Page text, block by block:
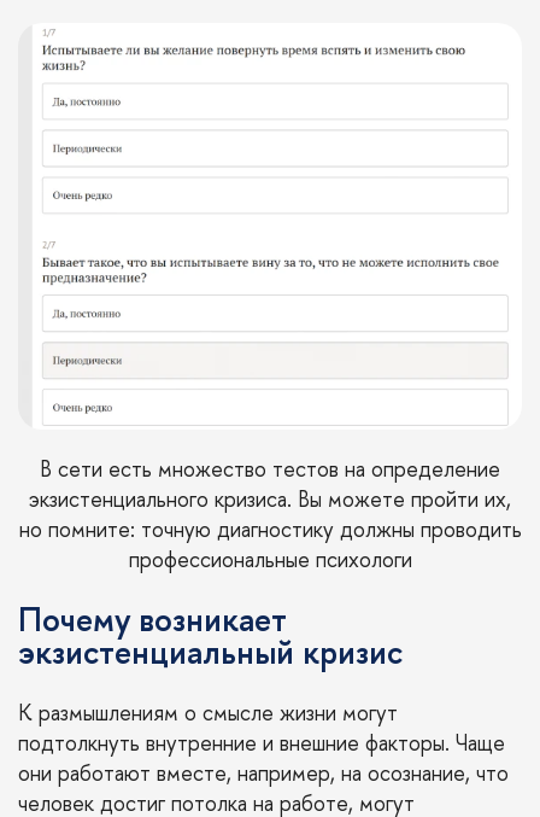
В сети есть множество тестов на определение
экзистенциального кризиса. Вы можете пройти их,
но помните: точную диагностику должны проводить
профессиональные психологи
Почему возникает
экзистенциальный кризис
К размышлениям о смысле жизни могут
подтолкнуть внутренние и внешние факторы. Чаще
они работают вместе, например, на осознание, что
человек достиг потолка на работе, могут